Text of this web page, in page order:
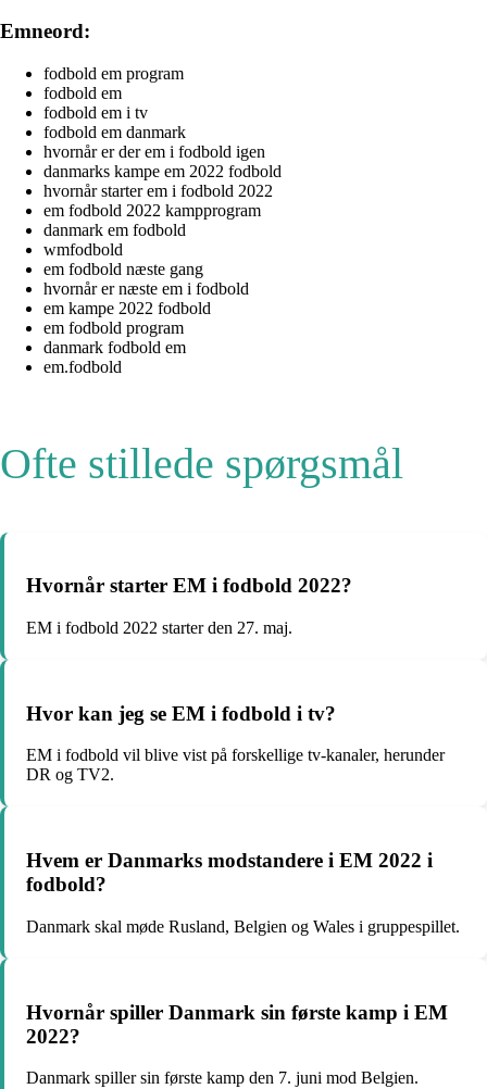
Emneord:
fodbold em program
fodbold em
fodbold em i tv
fodbold em danmark
hvornår er der em i fodbold igen
danmarks kampe em 2022 fodbold
hvornår starter em i fodbold 2022
em fodbold 2022 kampprogram
danmark em fodbold
wmfodbold
em fodbold næste gang
hvornår er næste em i fodbold
em kampe 2022 fodbold
em fodbold program
danmark fodbold em
em.fodbold
Ofte stillede spørgsmål
Hvornår starter EM i fodbold 2022?
EM i fodbold 2022 starter den 27. maj.
Hvor kan jeg se EM i fodbold i tv?
EM i fodbold vil blive vist på forskellige tv-kanaler, herunder
DR og TV2.
Hvem er Danmarks modstandere i EM 2022 i
fodbold?
Danmark skal møde Rusland, Belgien og Wales i gruppespillet.
Hvornår spiller Danmark sin første kamp i EM
2022?
Danmark spiller sin første kamp den 7. juni mod Belgien.